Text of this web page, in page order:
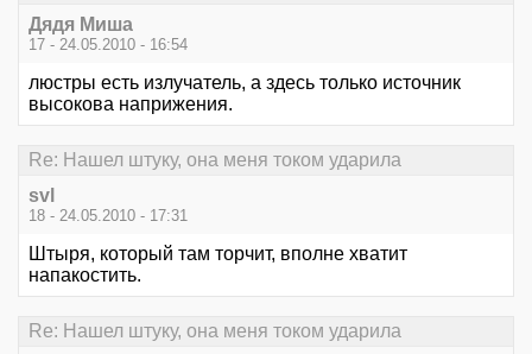
Дядя Миша
17 - 24.05.2010 - 16:54
люстры есть излучатель, а здесь только источник
высокова наприжения.
Re: Нашел штуку, она меня током ударила
svl
18 - 24.05.2010 - 17:31
Штыря, который там торчит, вполне хватит
напакостить.
Re: Нашел штуку, она меня током ударила